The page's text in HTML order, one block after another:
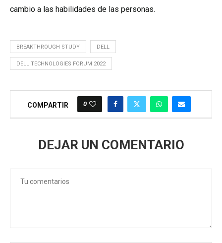
cambio a las habilidades de las personas.
BREAKTHROUGH STUDY DELL
DELL TECHNOLOGIES FORUM 2022
COMPARTIR 0
DEJAR UN COMENTARIO